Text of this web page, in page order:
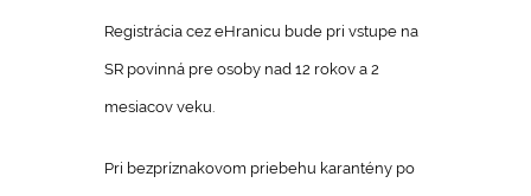
Registrácia cez eHranicu bude pri vstupe na
SR povinná pre osoby nad 12 rokov a 2
mesiacov veku.
Pri bezpríznakovom priebehu karantény po